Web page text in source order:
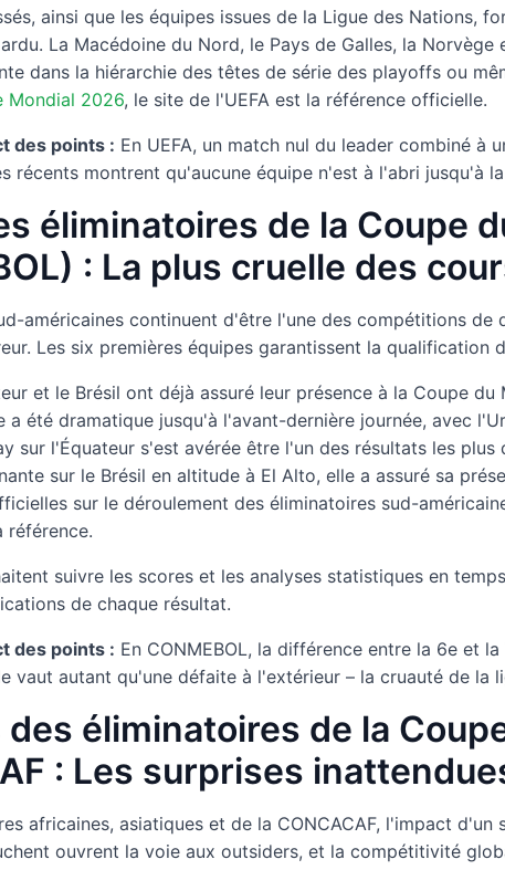
ainsi que les équipes issues de la Ligue des Nations,
La Macédoine du Nord, le Pays de Galles, la
dans la hiérarchie des têtes de série des playoffs ou
Mondial 2026, le site de l'UEFA est la référence officielle.
des points : En UEFA, un match nul du leader combiné à
récents montrent qu'aucune équipe n'est à l'abri jusqu'à
éliminatoires de la Coupe
: La plus cruelle des
américaines continuent d'être l'une des compétitions
Les six premières équipes garantissent la
et le Brésil ont déjà assuré leur présence à la Coupe
a été dramatique jusqu'à l'avant-dernière journée, avec
sur l'Équateur s'est avérée être l'un des résultats les
sur le Brésil en altitude à El Alto, elle a assuré sa
sur le déroulement des éliminatoires sud-
référence.
suivre les scores et les analyses statistiques en
de chaque résultat.
des points : En CONMEBOL, la différence entre la 6e et
vaut autant qu'une défaite à l'extérieur – la cruauté de la
des éliminatoires de la
: Les surprises
africaines, asiatiques et de la CONCACAF, l'impact
ouvrent la voie aux outsiders, et la compétitivité